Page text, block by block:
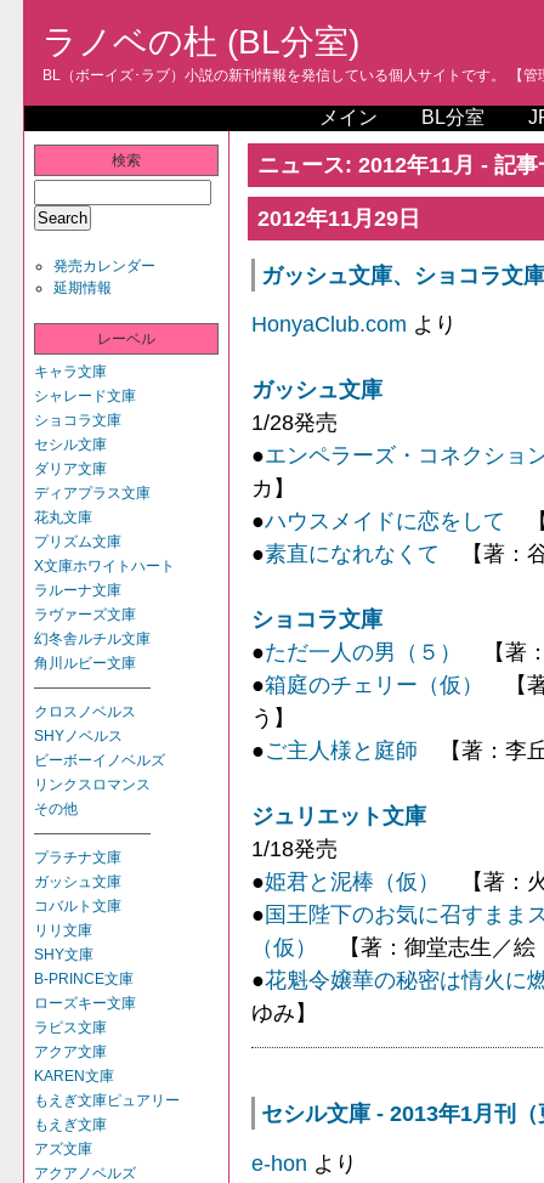
ラノベの杜 (BL分室)
BL（ボーイズ･ラブ）小説の新刊情報を発信している個人サイトです。 【管
メイン BL分室
検索
発売カレンダー
延期情報
レーベル
キャラ文庫
シャレード文庫
ショコラ文庫
セシル文庫
ダリア文庫
ディアプラス文庫
花丸文庫
プリズム文庫
X文庫ホワイトハート
ラルーナ文庫
ラヴァーズ文庫
幻冬舎ルチル文庫
角川ルビー文庫
――――――――
クロスノベルス
SHYノベルス
ビーボーイノベルズ
リンクスロマンス
その他
――――――――
プラチナ文庫
ガッシュ文庫
コバルト文庫
リリ文庫
SHY文庫
B-PRINCE文庫
ローズキー文庫
ラピス文庫
アクア文庫
KAREN文庫
もえぎ文庫ピュアリー
もえぎ文庫
アズ文庫
アクアノベルズ
ニュース: 2012年11月 - 記事
2012年11月29日
ガッシュ文庫、ショコラ文
HonyaClub.com より
ガッシュ文庫
1/28発売
●エンペラーズ・コネクショ
カ】
●ハウスメイドに恋をして
●素直になれなくて 【著：
ショコラ文庫
●ただ一人の男（５）
【著
●箱庭のチェリー（仮）
【
う】
●ご主人様と庭師 【著：李
ジュリエット文庫
1/18発売
●姫君と泥棒（仮）
【著：
●国王陛下のお気に召すまま
（仮）
【著：御堂志生／絵
●花魁令嬢華の秘密は情火に
ゆみ】
セシル文庫 - 2013年1月刊（
e-hon より